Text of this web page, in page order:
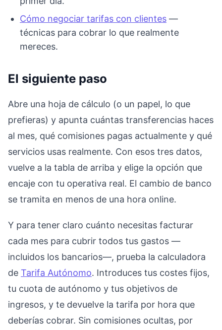
Cómo negociar tarifas con clientes —
técnicas para cobrar lo que realmente
mereces.
El siguiente paso
Abre una hoja de cálculo (o un papel, lo que
prefieras) y apunta cuántas transferencias haces
al mes, qué comisiones pagas actualmente y qué
servicios usas realmente. Con esos tres datos,
vuelve a la tabla de arriba y elige la opción que
encaje con tu operativa real. El cambio de banco
se tramita en menos de una hora online.
Y para tener claro cuánto necesitas facturar
cada mes para cubrir todos tus gastos —
incluidos los bancarios—, prueba la calculadora
de Tarifa Autónomo. Introduces tus costes fijos,
tu cuota de autónomo y tus objetivos de
ingresos, y te devuelve la tarifa por hora que
deberías cobrar. Sin comisiones ocultas, por